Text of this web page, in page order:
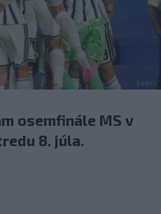
osemfinále MS v
8. júla.